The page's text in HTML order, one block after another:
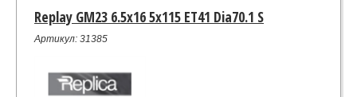
Replay GM23 6.5x16 5x115 ET41 Dia70.1 S
Артикул: 31385